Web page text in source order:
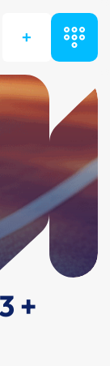
+
+